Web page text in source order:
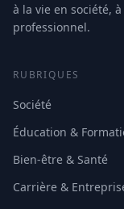
à la vie en société,
professionnel.
RUBRIQUES
Société
Éducation &
Bien-être & Santé
Carrière &